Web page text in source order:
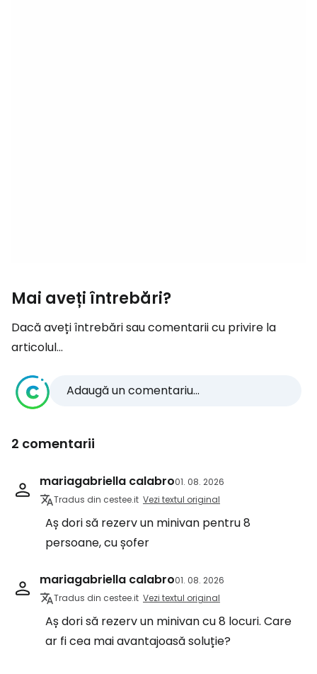
Mai aveți întrebări?
Dacă aveți întrebări sau comentarii cu privire la
articolul...
Adaugă un comentariu...
2 comentarii
mariagabriella calabro01. 08. 2026
Tradus din cestee.it Vezi textul original
Aș dori să rezerv un minivan pentru 8
persoane, cu șofer
mariagabriella calabro01. 08. 2026
Tradus din cestee.it Vezi textul original
Aș dori să rezerv un minivan cu 8 locuri. Care
ar fi cea mai avantajoasă soluție?